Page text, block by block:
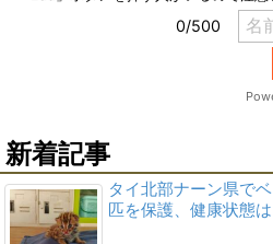
新着記事
タイ北部ナーン県で
匹を保護、健康状態